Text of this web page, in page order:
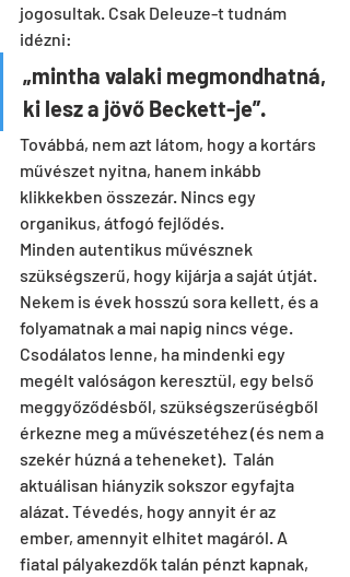
jogosultak. Csak Deleuze-t tudnám
idézni:
„mintha valaki megmondhatná,
ki lesz a jövő Beckett-je”.
Továbbá, nem azt látom, hogy a kortárs
művészet nyitna, hanem inkább
klikkekben összezár. Nincs egy
organikus, átfogó fejlődés.
Minden autentikus művésznek
szükségszerű, hogy kijárja a saját útját.
Nekem is évek hosszú sora kellett, és a
folyamatnak a mai napig nincs vége.
Csodálatos lenne, ha mindenki egy
megélt valóságon keresztül, egy belső
meggyőződésből, szükségszerűségből
érkezne meg a művészetéhez (és nem a
szekér húzná a teheneket).  Talán
aktuálisan hiányzik sokszor egyfajta
alázat. Tévedés, hogy annyit ér az
ember, amennyit elhitet magáról. A
fiatal pályakezdők talán pénzt kapnak,